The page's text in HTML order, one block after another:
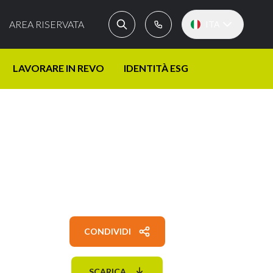
AREA RISERVATA
LAVORARE IN REVO IDENTITÀ ESG
CONDIVIDI